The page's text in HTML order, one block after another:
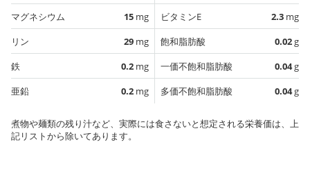
マグネシウム
15 mg
リン
29 mg
鉄
0.2 mg
亜鉛
0.2 mg
ビタミンE
2.3 mg
飽和脂肪酸
0.02g
一価不飽和脂肪酸
0.04g
多価不飽和脂肪酸
0.04g
煮物や麺類の残り汁など、実際には食さないと想定される栄養価は、上
記リストから除いてあります。